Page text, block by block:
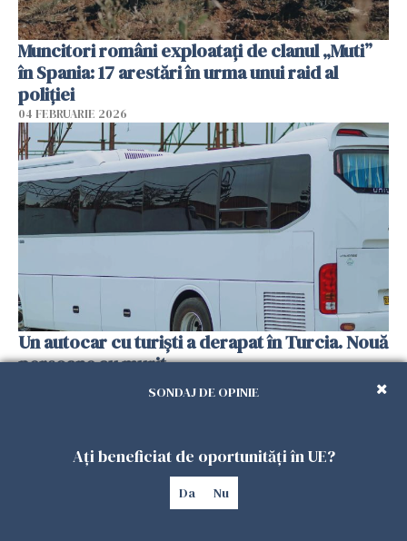
Muncitori români exploatați de clanul „Muti”
în Spania: 17 arestări în urma unui raid al
poliției
04 FEBRUARIE 2026
Un autocar cu turiști a derapat în Turcia. Nouă
persoane au murit
SONDAJ DE OPINIE
Ați beneficiat de oportunități în UE?
Da Nu